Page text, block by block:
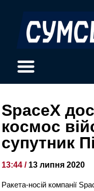
SpaceX
космос
супутник
13:44 / 13 липня 2020
Ракета-носій компанії